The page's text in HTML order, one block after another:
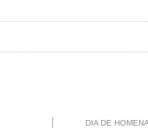
DIA DE